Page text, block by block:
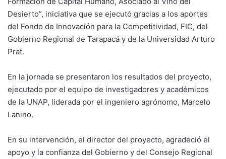
Desierto”, iniciativa que se ejecutó gracias a los aportes
del Fondo de Innovación para la Competitividad, FIC, del
Gobierno Regional de Tarapacá y de la Universidad Arturo
Prat.
En la jornada se presentaron los resultados del proyecto,
ejecutado por el equipo de investigadores y académicos
de la UNAP, liderada por el ingeniero agrónomo, Marcelo
Lanino.
En su intervención, el director del proyecto, agradeció el
apoyo y la confianza del Gobierno y del Consejo Regional